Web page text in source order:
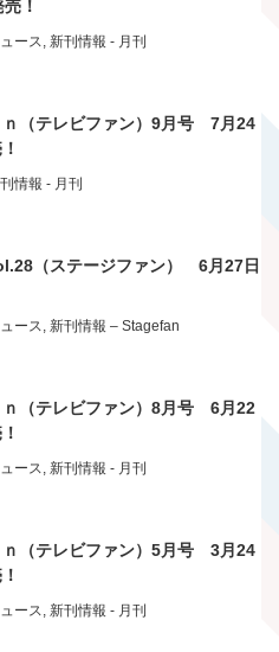
！
ース, 新刊情報 - 月刊
ｎ（テレビファン）9月号 7月24
情報 - 月刊
（ステージファン） 6月27日
ース, 新刊情報 – Stagefan
ｎ（テレビファン）8月号 6月22
ース, 新刊情報 - 月刊
ｎ（テレビファン）5月号 3月24
ース, 新刊情報 - 月刊